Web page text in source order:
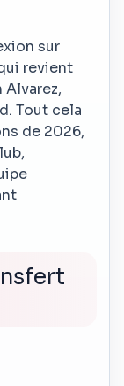
sur
revient
Tout cela
de 2026,